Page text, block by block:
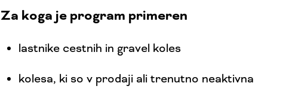
Za koga je program primeren
lastnike cestnih in gravel koles
kolesa, ki so v prodaji ali trenutno neaktivna